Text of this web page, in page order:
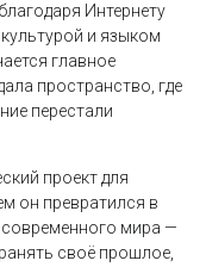
Интернету
и языком
главное
пространство, где
перестали
проект для
он превратился в
мира —
своё прошлое,